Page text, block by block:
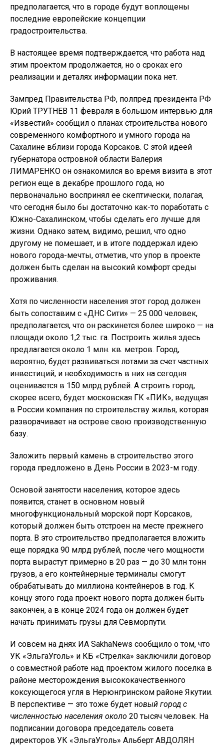
предполагается, что в городе будут воплощены
последние европейские концепции
градостроительства.
В настоящее время подтверждается, что работа над
этим проектом продолжается, но о сроках его
реализации и деталях информации пока нет.
Зампред Правительства РФ, полпред президента РФ
Юрий ТРУТНЕВ 11 февраля в большом интервью для
«Известий» сообщил о планах строительства нового
современного комфортного и умного города на
Сахалине вблизи города Корсаков. С этой идеей
губернатора островной области Валерия
ЛИМАРЕНКО он ознакомился во время визита в этот
регион еще в декабре прошлого года, но
первоначально воспринял ее скептически, полагая,
что сегодня было бы достаточно как-то поработать с
Южно-Сахалинском, чтобы сделать его лучше для
жизни. Однако затем, видимо, решил, что одно
другому не помешает, и в итоге поддержал идею
нового города-мечты, отметив, что упор в проекте
должен быть сделан на высокий комфорт среды
проживания.
Хотя по численности населения этот город должен
быть сопоставим с «ДНС Сити» — 25 000 человек,
предполагается, что он раскинется более широко — на
площади около 1,2 тыс. га. Построить жилья здесь
предлагается около 1 млн. кв. метров. Город,
вероятно, будет развиваться лотами за счет частных
инвестиций, и необходимость в них на сегодня
оценивается в 150 млрд рублей. А строить город,
скорее всего, будет московская ГК «ПИК», ведущая
в России компания по строительству жилья, которая
разворачивает на острове свою производственную
базу.
Заложить первый камень в строительство этого
города предложено в День России в 2023-м году.
Основой занятости населения, которое здесь
появится, станет в основном новый
многофункциональный морской порт Корсаков,
который должен быть отстроен на месте прежнего
порта. В это строительство предполагается вложить
еще порядка 90 млрд рублей, после чего мощности
порта вырастут примерно в 20 раз — до 30 млн тонн
грузов, а его контейнерные терминалы смогут
обрабатывать до миллиона контейнеров в год. К
концу этого года проект нового порта должен быть
закончен, а в конце 2024 года он должен будет
начать принимать грузы для Севморпути.
И совсем на днях ИА SakhaNews сообщило о том, что
УК «ЭльгаУголь» и КБ «Стрелка» заключили договор
о совместной работе над проектом жилого поселка в
районе месторождения высококачественного
коксующегося угля в Нерюнгринском районе Якутии.
В перспективе — это тоже будет новый город с
численностью населения около 20 тысяч человек. На
подписании договора председатель совета
директоров УК «ЭльгаУголь» Альберт АВДОЛЯН